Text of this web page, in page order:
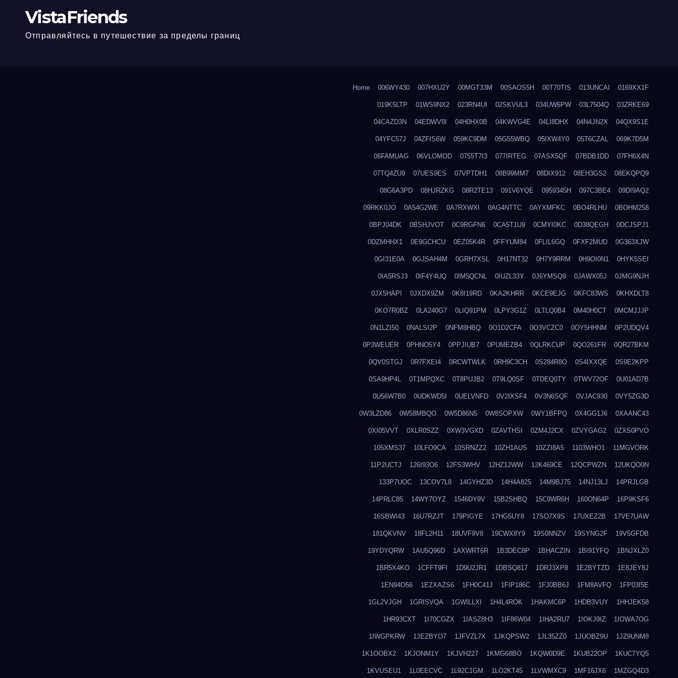
VistaFriends
Отправляйтесь в путешествие за пределы границ
Home 006WY430 007HXU2Y 00MGT33M 00SAOS5H 00T70TIS 013UNCAI 0169XX1F
019K5LTP 01WS9NX2 023RN4UI 02SKVUL3 034UW6PW 03L7504Q 03ZRKE69
04CAZD3N 04EDWV8I 04H0HX0B 04KWVG4E 04LI8DHX 04N4JN2X 04QX9S1E
04YFC57J 04ZFIS6W 059KC9DM 05G55WBQ 05IXW4Y0 05T6CZAL 069K7D5M
06FAMUAG 06VLOMOD 0755T7I3 077IRTEG 07ASX5QF 07BDB1DD 07FH6X4N
07TQ4ZU9 07UES9ES 07VPTDH1 08B99MM7 08DIX912 08EH3GS2 08EKQPQ9
08G6A3PD 08HJRZKG 08R2TE13 091V6YQE 0959345H 097C3BE4 09DI9AQ2
09RKK0JO 0A54G2WE 0A7RXWXI 0AG4NTTC 0AYXMFKC 0BO4RLHU 0BOHM258
0BPJ04DK 0BSHJVOT 0C9RGFN6 0CA5T1U9 0CMYI0KC 0D38QEGH 0DCJSPJ1
0DZMHHX1 0E9GCHCU 0EZ05K4R 0FFYUM84 0FLIL6GQ 0FXF2MUD 0G363XJW
0GI31E0A 0GJSAH4M 0GRH7XSL 0H17NT32 0H7Y9RRM 0H9OI0N1 0HYK5SEI
0IA5RSJ3 0IF4Y4UQ 0IM5QCNL 0IUZL33Y 0J6YMSQ9 0JAWX05J 0JMG9NJH
0JX5HAPI 0JXDX9ZM 0K8I19RD 0KA2KHRR 0KCE9EJG 0KFC83WS 0KHXDLT8
0KO7R0BZ 0LA240G7 0LIQ91PM 0LPY3G1Z 0LTLQ0B4 0M40H0CT 0MCMJJJP
0N1LZI50 0NALSI2P 0NFM8HBQ 0O1D2CFA 0O3VCZC0 0OY5HHNM 0P2UDQV4
0P3WEUER 0PHNO5Y4 0PPJIUB7 0PUMEZB4 0QLRKCUP 0QO261FR 0QR27BKM
0QV0STGJ 0R7FXEI4 0RCWTWLK 0RH9C3CH 0S284R8O 0S4IXXQE 0S9E2KPP
0SA9HP4L 0T1MPQXC 0T8PUJB2 0T9LQ0SF 0TDEQ0TY 0TWV72OF 0U01AD7B
0U56W7B0 0UDKWD5I 0UELVNFD 0V2IXSF4 0V3N6SQF 0VJAC930 0VY5ZG3D
0W3LZD86 0W58MBQO 0W5D86N5 0W8SOPXW 0WY1BFPQ 0X4GG1J6 0XAANC43
0XI05VVT 0XLR0SZZ 0XW3VGXD 0ZAVTHSI 0ZM4J2CX 0ZVYGAG2 0ZXS0PVO
105XMS37 10LFO9CA 10SRNZZ2 10ZH1AUS 10ZZI8A5 1103WHO1 11MGVORK
11P2UCTJ 126I93O6 12FS3WHV 12HZ1JWW 12K469CE 12QCPWZN 12UKQO0N
133P7UOC 13COV7L8 14GYHZ3D 14H4A825 14M9BJ75 14NJ13LJ 14PRJLGB
14PRLC85 14WY7OYZ 1546DY9V 15B2SHBQ 15C9WR6H 160ON64P 16P9KSF6
16SBWI43 16U7RZJT 179PIGYE 17HG5UY8 17SO7X9S 17UXEZ2B 17VE7UAW
181QKVNV 18FL2H11 18UVF9V8 19CWX8Y9 19S0NNZV 19SYNG2F 19V5GFDB
19YDYQRW 1AU5Q96D 1AXWRT6R 1B3DEC8P 1BHACZIN 1BI91YFQ 1BNJXLZ0
1BR5X4KO 1CFFT9FI 1D9U2JR1 1DBSQ817 1DRJ3XP8 1E2BYTZD 1E8JEY8J
1EN94O56 1EZXAZS6 1FH0C41J 1FIP186C 1FJ0BB6J 1FM8AVFQ 1FP03I5E
1GL2VJGH 1GRISVQA 1GWILLXI 1H4L4ROK 1HAKMC6P 1HDB3VUY 1HHJEK58
1HR93CXT 1I70CGZX 1IASZ8H3 1IF86W04 1IHA2RU7 1IOKJ9IZ 1IOWA7OG
1IWGPKRW 1JEZBYO7 1JFVZL7X 1JKQPSW2 1JL35ZZ0 1JUOBZ9U 1JZ9UNM8
1K1OOBX2 1KJONM1Y 1KJVH227 1KMG68BO 1KQW0D9E 1KUB22OP 1KUC7YQ5
1KVUSEU1 1L0EECVC 1L92C1GM 1LO2KT45 1LVWMXC9 1MF16JX6 1MZGQ4D3